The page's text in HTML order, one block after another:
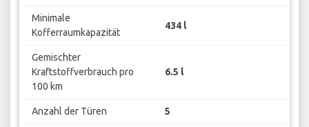
Minimale
Kofferraumkapazität
434 l
Gemischter
Kraftstoffverbrauch pro
100 km
6.5 l
Anzahl der Türen 5